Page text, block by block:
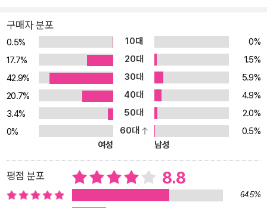
구매자 분포
0.5% 10대
0%
17.7%
20대
1.5%
42.9%
30대
5.9%
20.7%
40대
4.9%
3.4%
50대
2.0%
0%
60대
0.5%
여성
남성
평점 분포 8.8
64.5%